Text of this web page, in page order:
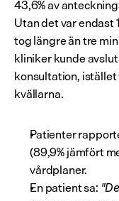
43,6% av
Utan det var endast
tog längre än tre
kliniker kunde
konsultation,
kvällarna.
Patienter
(89,9% jämfört
vårdplaner.
En patient sa: